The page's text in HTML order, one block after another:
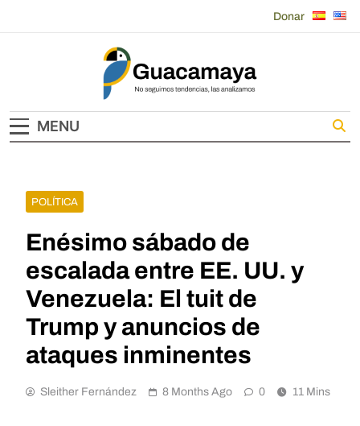
Donar
Guacamaya
MENU
POLÍTICA
Enésimo sábado de
escalada entre EE. UU. y
Venezuela: El tuit de
Trump y anuncios de
ataques inminentes
Sleither Fernández 8 Months Ago 0 11 Mins